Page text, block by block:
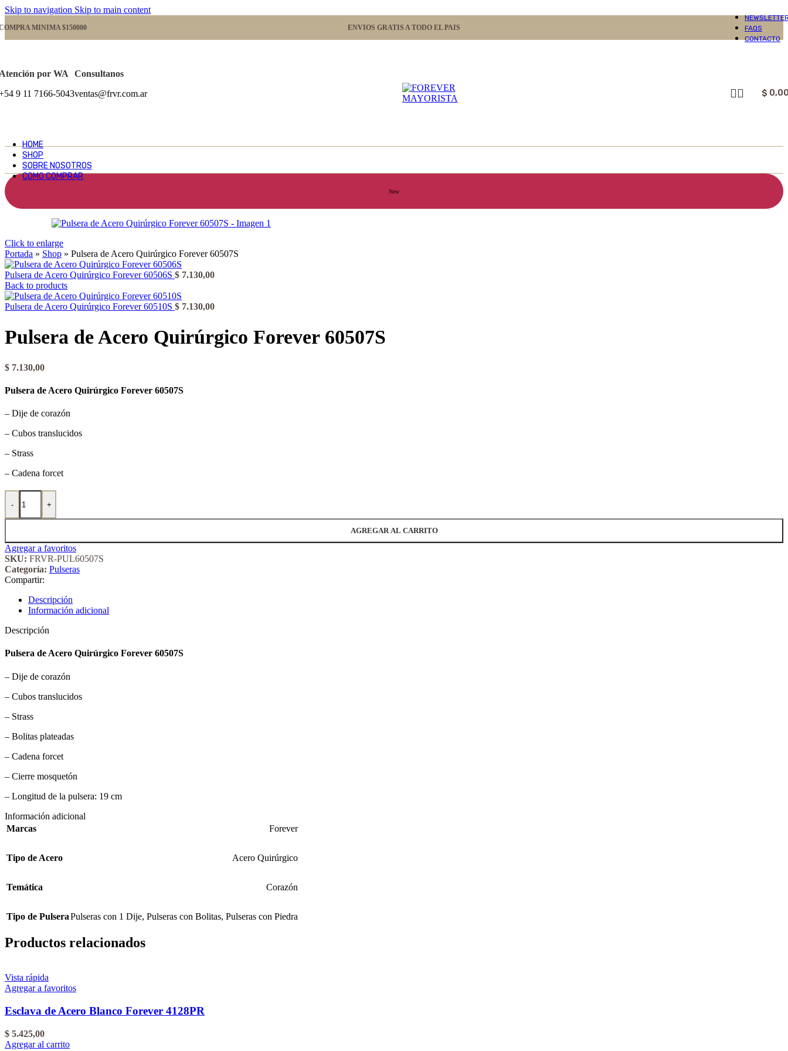
Skip to navigation Skip to main content
MINIMA $150000 ENVIOS GRATIS A TODO EL PAIS
FAQS
CONTACTO
por WA
9 11 7166-5043
Consultanos
ventas@frvr.com.ar
$
HOME
SHOP
SOBRE NOSOTROS
COMO COMPRAR
New
Click to enlarge
Portada » Shop » Pulsera de Acero Quirúrgico Forever 60507S
Pulsera de Acero Quirúrgico Forever 60506S $ 7.130,00
Back to products
Pulsera de Acero Quirúrgico Forever 60510S $ 7.130,00
Pulsera de Acero Quirúrgico Forever 60507S
$ 7.130,00
Pulsera de Acero Quirúrgico Forever 60507S
– Dije de corazón
– Cubos translucidos
– Strass
– Cadena forcet
-
Pulsera de Acero Quirúrgico Forever 60507S cantidad
+
AGREGAR AL CARRITO
Agregar a favoritos
SKU: FRVR-PUL60507S
Categoría: Pulseras
Compartir:
Descripción
Información adicional
Descripción
Pulsera de Acero Quirúrgico Forever 60507S
– Dije de corazón
– Cubos translucidos
– Strass
– Bolitas plateadas
– Cadena forcet
– Cierre mosquetón
– Longitud de la pulsera: 19 cm
Información adicional
Marcas
Forever
Tipo de Acero Acero Quirúrgico
Temática Corazón
Tipo de PulseraPulseras con 1 Dije, Pulseras con Bolitas, Pulseras con Piedra
Productos relacionados
Vista rápida
Agregar a favoritos
Esclava de Acero Blanco Forever 4128PR
$ 5.425,00
Agregar al carrito